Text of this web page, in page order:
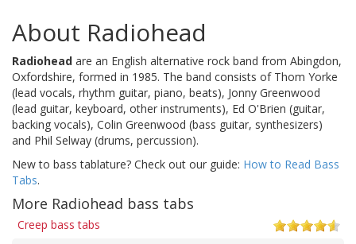
About Radiohead
Radiohead are an English alternative rock band from Abingdon,
Oxfordshire, formed in 1985. The band consists of Thom Yorke
(lead vocals, rhythm guitar, piano, beats), Jonny Greenwood
(lead guitar, keyboard, other instruments), Ed O'Brien (guitar,
backing vocals), Colin Greenwood (bass guitar, synthesizers)
and Phil Selway (drums, percussion).
New to bass tablature? Check out our guide: How to Read Bass
Tabs.
More Radiohead bass tabs
Creep bass tabs